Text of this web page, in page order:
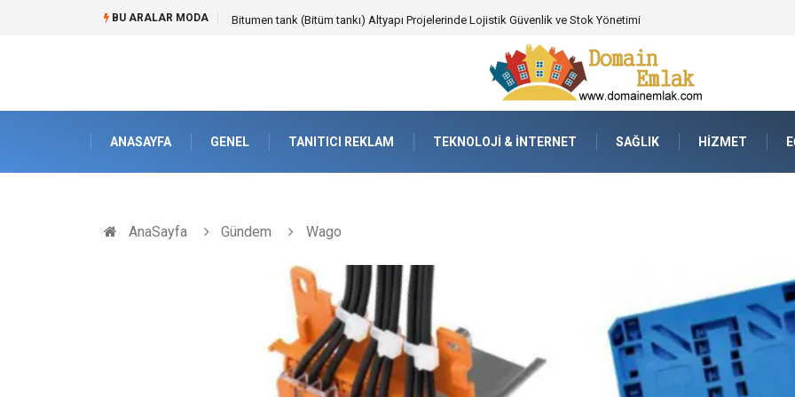
BU ARALAR MODA Güvenilir Chip Satışı: Kesintisiz Poker Deneyimi İçin Profesyonel Destek
ANASAYFA GENEL TANITICI REKLAM TEKNOLOJI & İNTERNET SAĞLIK HIZMET
AnaSayfa Gündem Wago